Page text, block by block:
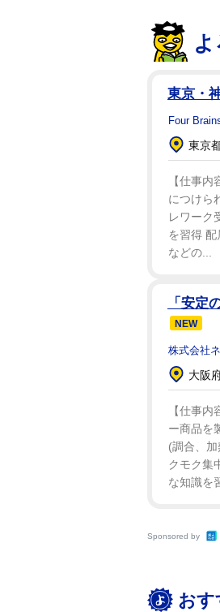
東京・
Four
東京
【仕事
につけら
レワーク
を習得
などの...
「安定
NEW
株式会社
大阪
【仕事
ー商品を
(調合、
クモク集
な知識を
Sponsored by
おす